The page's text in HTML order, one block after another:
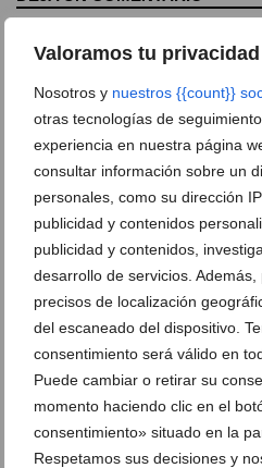
Valoramos tu privacidad
Nosotros y nuestros {{count}}
otras tecnologías de
experiencia en nuestra página
consultar información sobre un
personales, como su dirección
publicidad y contenidos
publicidad y contenidos,
desarrollo de servicios.
precisos de localización
del escaneado del dispositivo.
consentimiento será válido en
Puede cambiar o retirar su
momento haciendo clic en el
consentimiento» situado en la
Respetamos sus decisiones y